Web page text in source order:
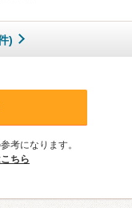
)
考になります。
ちら